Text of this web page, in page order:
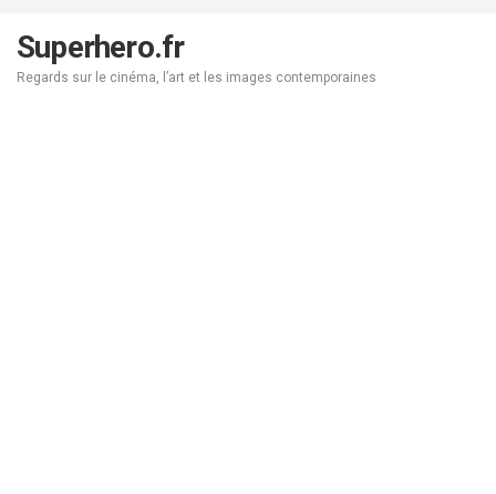
contenu
Superhero.fr
Regards sur le cinéma, l’art et les images contemporaines